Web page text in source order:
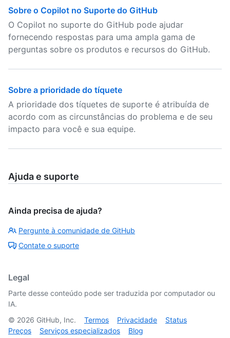
Sobre o Copilot no Suporte do GitHub
O Copilot no suporte do GitHub pode ajudar
fornecendo respostas para uma ampla gama de
perguntas sobre os produtos e recursos do GitHub.
Sobre a prioridade do tíquete
A prioridade dos tíquetes de suporte é atribuída de
acordo com as circunstâncias do problema e de seu
impacto para você e sua equipe.
Ajuda e suporte
Ainda precisa de ajuda?
Pergunte à comunidade de GitHub
Contate o suporte
Legal
Parte desse conteúdo pode ser traduzida por computador ou
IA.
© 2026 GitHub, Inc. Termos Privacidade
Status
Preços
Serviços especializados Blog